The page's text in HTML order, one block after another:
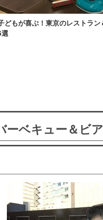
どもが喜ぶ！東京のレストラン
ーベキュー＆ビ